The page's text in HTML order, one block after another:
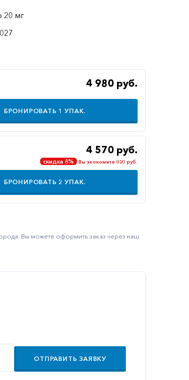
20 мг
4 980 руб.
БРОНИРОВАТЬ 1 УПАК.
4 570 руб.
скидка 8% Вы экономите 820 руб.
БРОНИРОВАТЬ 2 УПАК.
Вы можете оформить заказ через наш
ОТПРАВИТЬ ЗАЯВКУ